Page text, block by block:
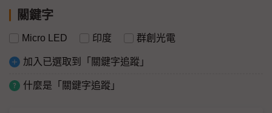
關鍵字
Micro LED 印度 群創光電
加入已選取到「關鍵字追蹤」
什麼是「關鍵字追蹤」